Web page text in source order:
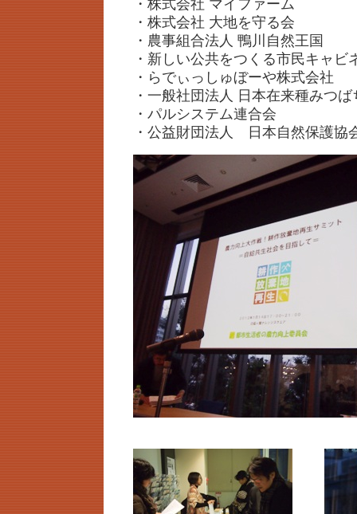
・株式会社 マイファーム
・株式会社 大地を守る会
・農事組合法人 鴨川自然王国
・新しい公共をつくる市民キャビ
・らでぃっしゅぼーや株式会社
・一般社団法人 日本在来種みつば
・パルシステム連合会
・公益財団法人 日本自然保護協